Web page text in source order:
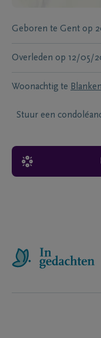
Geboren te Gent op
Overleden op 12/05/
Woonachtig te
Stuur een